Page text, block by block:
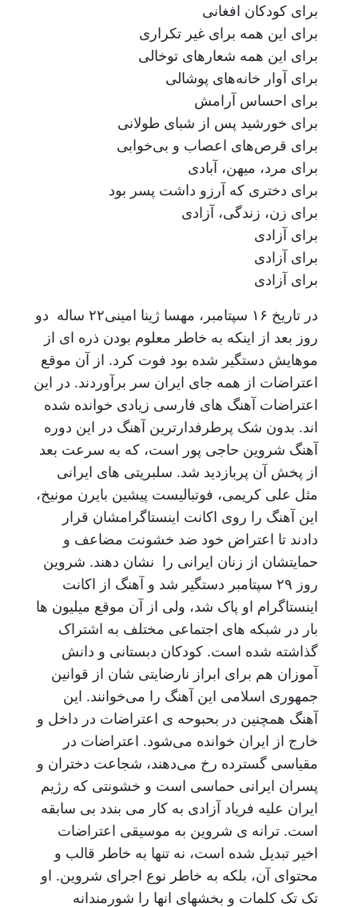
برای کودکان افغانی
برای این همه برای غیر تکراری
برای این همه شعارهای توخالی
برای آوار خانه‌های پوشالی
برای احساس آرامش
برای خورشید پس از شبای طولانی
برای قرص‌های اعصاب و بی‌خوابی
برای مرد، میهن، آبادی
برای دختری که آرزو داشت پسر بود
برای زن، زندگی، آزادی
برای آزادی
برای آزادی
برای آزادی
در تاریخ ۱۶ سپتامبر، مهسا ژینا امینی۲۲ ساله دو
روز بعد از اینکه به خاطر معلوم بودن ذره ای از
موهایش دستگیر شده بود فوت کرد. از آن موقع
اعتراضات از همه جای ایران سر برآوردند. در این
اعتراضات آهنگ های فارسی زیادی خوانده شده
اند. بدون شک پرطرفدارترین آهنگ در این دوره
آهنگ شروین حاجی پور است، که به سرعت بعد
از پخش آن پربازدید شد. سلبریتی های ایرانی
مثل علی کریمی، فوتبالیست پیشین بایرن مونیخ،
این آهنگ را روی اکانت اینستاگرامشان قرار
دادند تا اعتراض خود ضد خشونت مضاعف و
حمایتشان از زنان ایرانی را نشان دهند. شروین
روز ۲۹ سپتامبر دستگیر شد و آهنگ از اکانت
اینستاگرام او پاک شد، ولی از آن موقع میلیون ها
بار در شبکه های اجتماعی مختلف به اشتراک
گذاشته شده است. کودکان دبستانی و دانش
آموزان هم برای ابراز نارضایتی شان از قوانین
جمهوری اسلامی این آهنگ را می‌خوانند. این
آهنگ همچنین در بحبوحه ی اعتراضات در داخل و
خارج از ایران خوانده می‌شود. اعتراضات در
مقیاسی گسترده رخ می‌دهند، شجاعت دختران و
پسران ایرانی حماسی است و خشونتی که رژیم
ایران علیه فریاد آزادی به کار می بندد بی سابقه
است. ترانه ی شروین به موسیقی اعتراضات
اخیر تبدیل شده است، نه تنها به خاطر قالب و
محتوای آن، بلکه به خاطر نوع اجرای شروین. او
تک تک کلمات و بخشهای انها را شورمندانه